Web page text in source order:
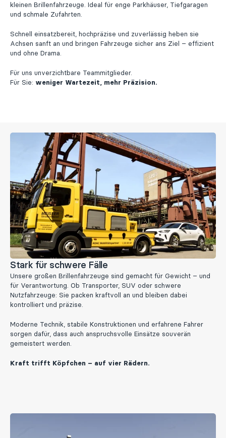
kleinen Brillenfahrzeuge. Ideal für enge Parkhäuser, Tiefgaragen
und schmale Zufahrten.
Schnell einsatzbereit, hochpräzise und zuverlässig heben sie
Achsen sanft an und bringen Fahrzeuge sicher ans Ziel – effizient
und ohne Drama.
Für uns unverzichtbare Teammitglieder.
Für Sie: weniger Wartezeit, mehr Präzision.
Stark für schwere Fälle
Unsere großen Brillenfahrzeuge sind gemacht für Gewicht – und
für Verantwortung. Ob Transporter, SUV oder schwere
Nutzfahrzeuge: Sie packen kraftvoll an und bleiben dabei
kontrolliert und präzise.
Moderne Technik, stabile Konstruktionen und erfahrene Fahrer
sorgen dafür, dass auch anspruchsvolle Einsätze souverän
gemeistert werden.
Kraft trifft Köpfchen – auf vier Rädern.